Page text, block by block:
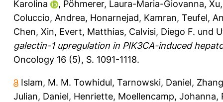
Karolina
, Pöhmerer, Laura-Maria-Giovanna,
Coluccio, Andrea, Honarnejad, Kamran, Teufel,
Chen, Xin, Evert, Matthias, Calvisi, Diego F. und
galectin-1 upregulation in PIK3CA-induced
Oncology 16 (5), S. 1091-1118.
Islam, M. M. Towhidul, Tarnowski, Daniel,
Julian, Daniel, Henriette, Moellencamp, Johanna,